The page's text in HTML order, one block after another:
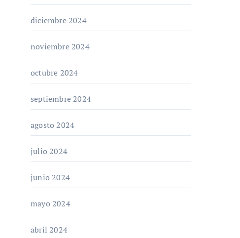
diciembre 2024
noviembre 2024
octubre 2024
septiembre 2024
agosto 2024
julio 2024
junio 2024
mayo 2024
abril 2024